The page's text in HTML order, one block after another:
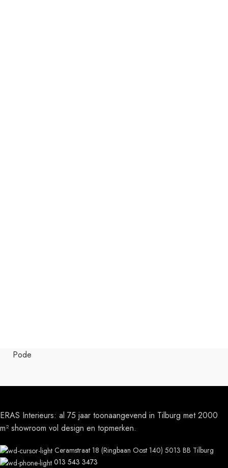
Pode
ERAS Interieurs: al 75 jaar toonaangevend in Tilburg met 2000
m² showroom vol design en topmerken.
Ceramstraat 18 (Ringbaan Oost 140) 5013 BB Tilburg
013 543 3473